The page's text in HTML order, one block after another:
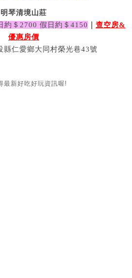
明琴清境山莊
約＄2700 假日約＄4150
查空房&
優惠房價
縣仁愛鄉大同村榮光巷43號
最新好吃好玩資訊喔!